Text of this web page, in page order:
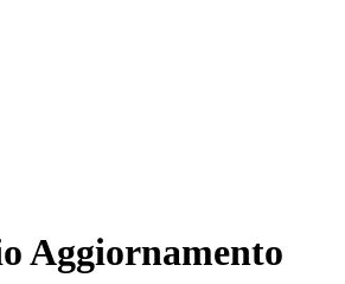
Aggiornamento